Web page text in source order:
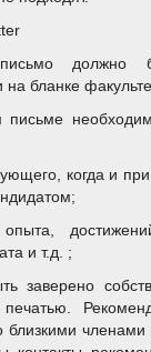
письмо должно
бланке
письме
когда и при
и т.д. ;
заверено
близкими